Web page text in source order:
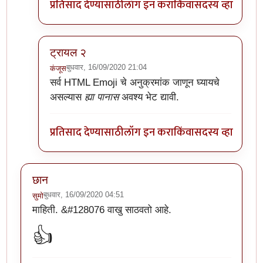
प्रतिसाद देण्यासाठीलॉग इन कराकिंवासदस्य व्हा
ट्रायल २
कंजूसबुधवार, 16/09/2020 21:04
In reply toअरेच्चा!byडॅनी ओशन
सर्व HTML Emoji चे अनुक्रमांक जाणून घ्यायचे
असल्यास ह्या पानासअवश्य भेट द्यावी.
प्रतिसाद देण्यासाठीलॉग इन कराकिंवासदस्य व्हा
छान
सुमोबुधवार, 16/09/2020 04:51
माहिती. &#128076 वाखु साठवतो आहे.
👍